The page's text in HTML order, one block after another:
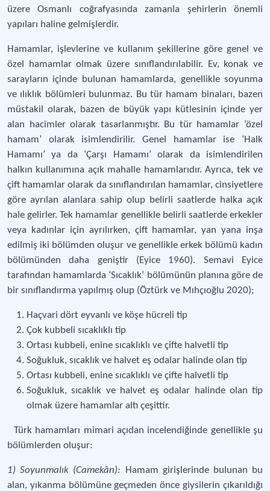
üzere Osmanlı coğrafyasında zamanla şehirlerin önemli
yapıları haline gelmişlerdir.
Hamamlar, işlevlerine ve kullanım şekillerine göre genel ve
özel hamamlar olmak üzere sınıflandırılabilir. Ev, konak ve
sarayların içinde bulunan hamamlarda, genellikle soyunma
ve ılıklık bölümleri bulunmaz. Bu tür hamam binaları, bazen
müstakil olarak, bazen de büyük yapı kütlesinin içinde yer
alan hacimler olarak tasarlanmıştır. Bu tür hamamlar ‘özel
hamam’ olarak isimlendirilir. Genel hamamlar ise ‘Halk
Hamamı’ ya da ‘Çarşı Hamamı’ olarak da isimlendirilen
halkın kullanımına açık mahalle hamamlarıdır. Ayrıca, tek ve
çift hamamlar olarak da sınıflandırılan hamamlar, cinsiyetlere
göre ayrılan alanlara sahip olup belirli saatlerde halka açık
hale gelirler. Tek hamamlar genellikle belirli saatlerde erkekler
veya kadınlar için ayrılırken, çift hamamlar, yan yana inşa
edilmiş iki bölümden oluşur ve genellikle erkek bölümü kadın
bölümünden daha geniştir (Eyice 1960). Semavi Eyice
tarafından hamamlarda ‘Sıcaklık’ bölümünün planına göre de
bir sınıflandırma yapılmış olup (Öztürk ve Mıhçıoğlu 2020);
Haçvari dört eyvanlı ve köşe hücreli tip
Çok kubbeli sıcaklıklı tip
Ortası kubbeli, enine sıcaklıklı ve çifte halvetli tip
Soğukluk, sıcaklık ve halvet eş odalar halinde olan tip
Ortası kubbeli, enine sıcaklıklı ve çifte halvetli tip
Soğukluk, sıcaklık ve halvet eş odalar halinde olan tip
olmak üzere hamamlar altı çeşittir.
Türk hamamları mimari açıdan incelendiğinde genellikle şu
bölümlerden oluşur:
1) Soyunmalık (Camekân):
Hamam girişlerinde bulunan bu
alan, yıkanma bölümüne geçmeden önce giysilerin çıkarıldığı